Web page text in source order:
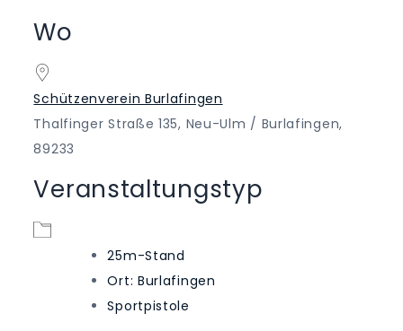
ICS herunterladen
Wo
Schützenverein Burlafingen
Thalfinger Straße 135, Neu-Ulm / Burlafingen,
89233
Veranstaltungstyp
25m-Stand
Ort: Burlafingen
Sportpistole